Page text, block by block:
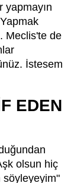
yapmayın
Meclis'te de
İstesem
EDEN
olsun hiç
söyleyeyim"